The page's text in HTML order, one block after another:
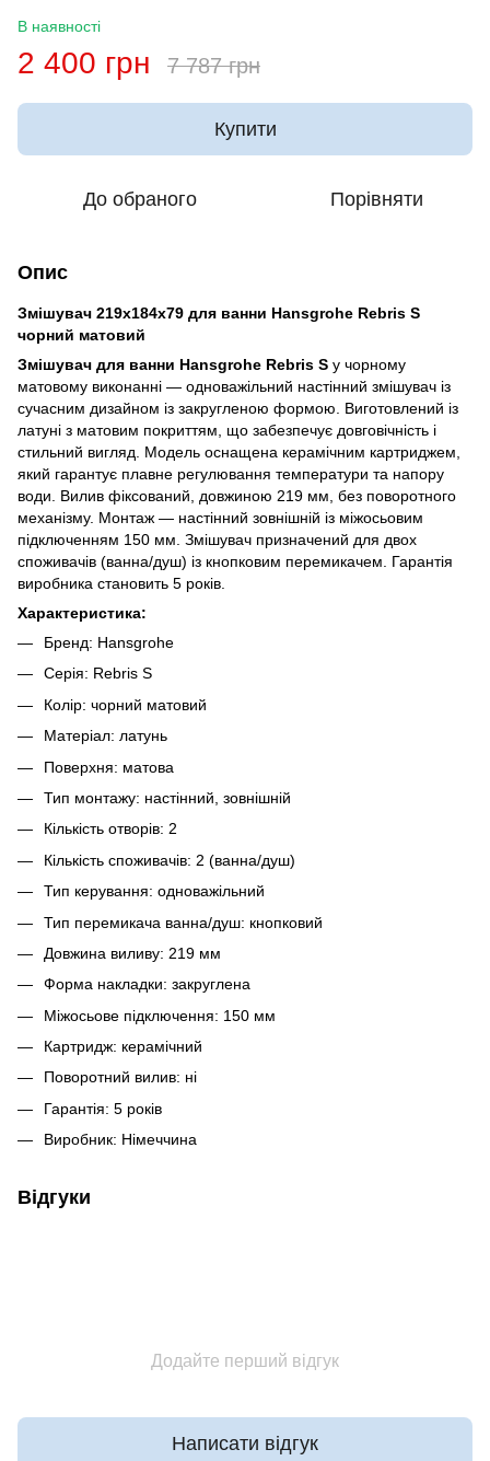
В наявності
2 400 грн 7 787 грн
Купити
До обраного Порівняти
Опис
Змішувач 219x184x79 для ванни Hansgrohe Rebris S
чорний матовий
Змішувач для ванни Hansgrohe Rebris S у чорному
матовому виконанні — одноважільний настінний змішувач із
сучасним дизайном із закругленою формою. Виготовлений із
латуні з матовим покриттям, що забезпечує довговічність і
стильний вигляд. Модель оснащена керамічним картриджем,
який гарантує плавне регулювання температури та напору
води. Вилив фіксований, довжиною 219 мм, без поворотного
механізму. Монтаж — настінний зовнішній із міжосьовим
підключенням 150 мм. Змішувач призначений для двох
споживачів (ванна/душ) із кнопковим перемикачем. Гарантія
виробника становить 5 років.
Характеристика:
Бренд: Hansgrohe
Серія: Rebris S
Колір: чорний матовий
Матеріал: латунь
Поверхня: матова
Тип монтажу: настінний, зовнішній
Кількість отворів: 2
Кількість споживачів: 2 (ванна/душ)
Тип керування: одноважільний
Тип перемикача ванна/душ: кнопковий
Довжина виливу: 219 мм
Форма накладки: закруглена
Міжосьове підключення: 150 мм
Картридж: керамічний
Поворотний вилив: ні
Гарантія: 5 років
Виробник: Німеччина
Відгуки
Додайте перший відгук
Написати відгук